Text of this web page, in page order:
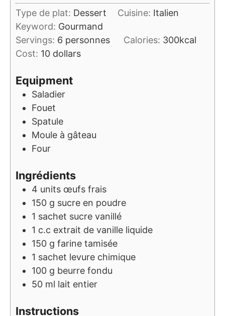
Type de plat: Dessert Cuisine: Italien
Keyword: Gourmand
Servings: 6 personnes Calories: 300kcal
Cost: 10 dollars
Equipment
Saladier
Fouet
Spatule
Moule à gâteau
Four
Ingrédients
4 units œufs frais
150 g sucre en poudre
1 sachet sucre vanillé
1 c.c extrait de vanille liquide
150 g farine tamisée
1 sachet levure chimique
100 g beurre fondu
50 ml lait entier
Instructions